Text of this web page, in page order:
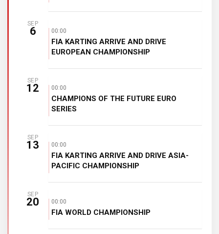
SEP
6 00:00
FIA KARTING ARRIVE AND DRIVE
EUROPEAN CHAMPIONSHIP
SEP
12 00:00
CHAMPIONS OF THE FUTURE EURO
SERIES
SEP
13 00:00
FIA KARTING ARRIVE AND DRIVE ASIA-
PACIFIC CHAMPIONSHIP
SEP
20 00:00
FIA WORLD CHAMPIONSHIP